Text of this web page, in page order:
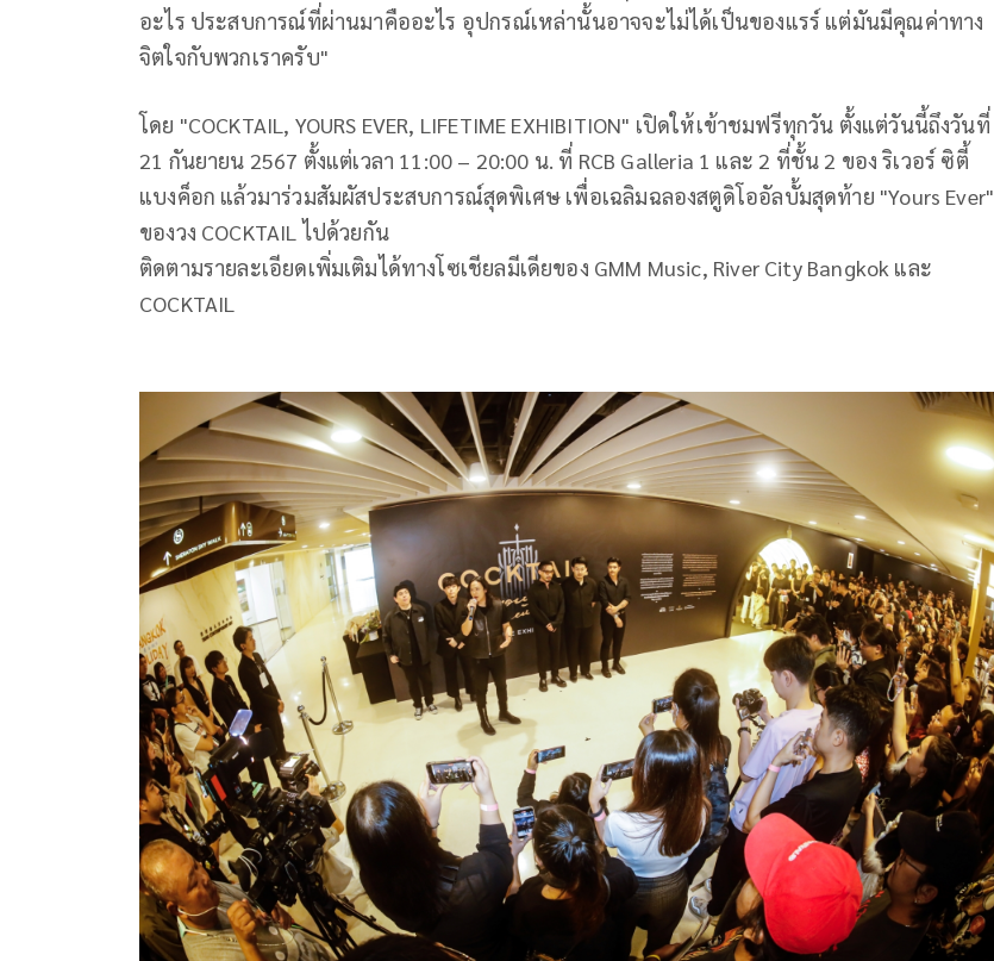
อะไร ประสบการณ์ที่ผ่านมาคืออะไร อุปกรณ์เหล่านั้นอาจจะไม่ได้เป็นของแรร์ แต่มันมีคุณค่าทาง
จิตใจกับพวกเราครับ"
โดย "COCKTAIL, YOURS EVER, LIFETIME EXHIBITION" เปิดให้เข้าชมฟรีทุกวัน ตั้งแต่วันนี้ถึงวันที่
21 กันยายน 2567 ตั้งแต่เวลา 11:00 – 20:00 น. ที่ RCB Galleria 1 และ 2 ที่ชั้น 2 ของ ริเวอร์ ซิตี้
แบงค็อก แล้วมาร่วมสัมผัสประสบการณ์สุดพิเศษ เพื่อเฉลิมฉลองสตูดิโออัลบั้มสุดท้าย "Yours Ever"
ของวง COCKTAIL ไปด้วยกัน
ติดตามรายละเอียดเพิ่มเติมได้ทางโซเชียลมีเดียของ GMM Music, River City Bangkok และ
COCKTAIL